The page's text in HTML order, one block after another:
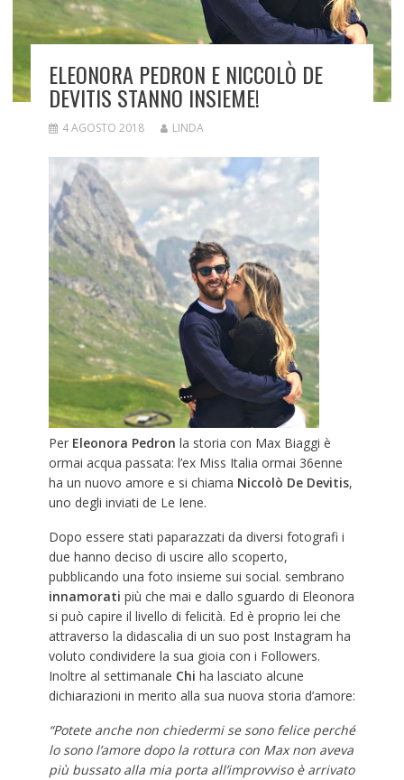
ELEONORA PEDRON E NICCOLÒ DE
DEVITIS STANNO INSIEME!
4 AGOSTO 2018 LINDA
Per Eleonora Pedron la storia con Max Biaggi è
ormai acqua passata: l’ex Miss Italia ormai 36enne
ha un nuovo amore e si chiama Niccolò De Devitis,
uno degli inviati de Le Iene.
Dopo essere stati paparazzati da diversi fotografi i
due hanno deciso di uscire allo scoperto,
pubblicando una foto insieme sui social. sembrano
innamorati più che mai e dallo sguardo di Eleonora
si può capire il livello di felicità. Ed è proprio lei che
attraverso la didascalia di un suo post Instagram ha
voluto condividere la sua gioia con i Followers.
Inoltre al settimanale Chi ha lasciato alcune
dichiarazioni in merito alla sua nuova storia d’amore:
“Potete anche non chiedermi se sono felice perché
lo sono l’amore dopo la rottura con Max non aveva
più bussato alla mia porta all’improvviso è arrivato